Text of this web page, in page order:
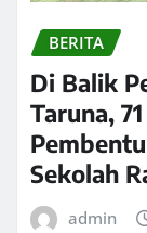
BERITA
Di Balik
Taruna,
Sekolah
admin